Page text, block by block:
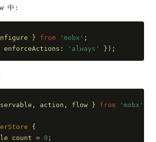
中:
} from 'mobx' ;
enforceActions : 'always' });
action, flow } from 'mobx'
{
count =
0 ;